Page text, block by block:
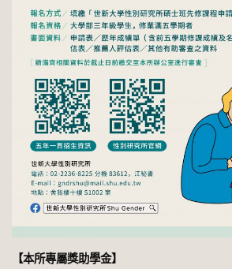
【本所專屬獎助學金】